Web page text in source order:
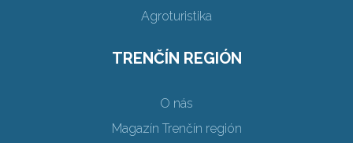
Agroturistika
TRENČÍN REGIÓN
O nás
Magazín Trenčín región